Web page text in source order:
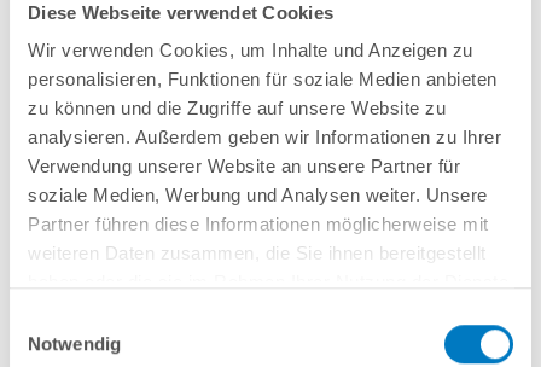
Diese Webseite verwendet Cookies
Wir verwenden Cookies, um Inhalte und Anzeigen zu
personalisieren, Funktionen für soziale Medien anbieten
zu können und die Zugriffe auf unsere Website zu
analysieren. Außerdem geben wir Informationen zu Ihrer
Verwendung unserer Website an unsere Partner für
soziale Medien, Werbung und Analysen weiter. Unsere
Partner führen diese Informationen möglicherweise mit
weiteren Daten zusammen, die Sie ihnen bereitgestellt
Notwendig
34,99 € *
44,99 € *
inkl. gesetzlicher MwSt. zzgl. Versandkosten; ab 99,- frachtfrei
Lieferung in ca. 1-3 Arbeitstagen
Filterkorb aus Edelstahl für Poolsauger Telsa 50
Vergleichen Merken